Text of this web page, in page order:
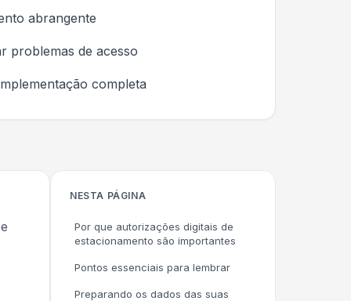
abrangente
problemas de acesso
completa
NESTA PÁGINA
Por que autorizações digitais de
estacionamento são importantes
Pontos essenciais para lembrar
Preparando os dados das suas